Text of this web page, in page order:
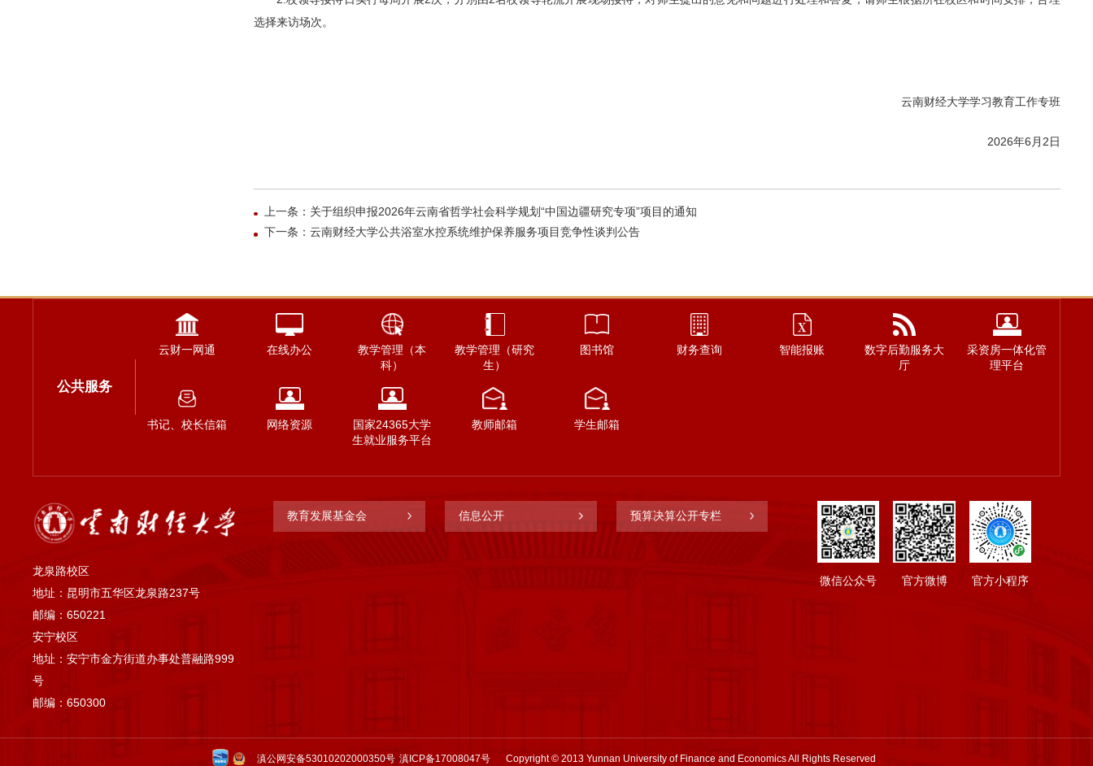
选择来访场次。
云南财经大学学习教育工作专班
2026年6月2日
上一条：关于组织申报2026年云南省哲学社会科学规划“中国边疆研究专项”项目的通知
下一条：云南财经大学公共浴室水控系统维护保养服务项目竞争性谈判公告
公共服务
云财一网通 在线办公
教学管理（本
科）
教学管理（研究
生）
图书馆 财务查询 智能报账
数字后勤服务大
厅
采资房一体化管
理平台
书记、校长信箱 网络资源
国家24365大学
生就业服务平台
教师邮箱 学生邮箱
龙泉路校区
地址：昆明市五华区龙泉路237号
邮编：650221
安宁校区
地址：安宁市金方街道办事处普融路999
号
邮编：650300
教育发展基金会 信息公开 预算决算公开专栏
微信公众号 官方微博 官方小程序
滇公网安备53010202000350号 滇ICP备17008047号 Copyright © 2013 Yunnan University of Finance and Economics All Rights Reserved